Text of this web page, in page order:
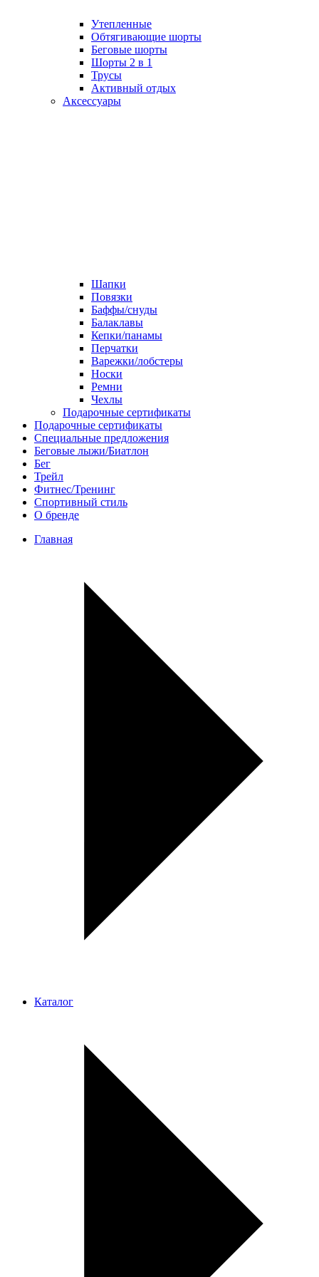
Утепленные
Обтягивающие шорты
Беговые шорты
Шорты 2 в 1
Трусы
Активный отдых
Аксессуары
Шапки
Повязки
Баффы/снуды
Балаклавы
Кепки/панамы
Перчатки
Варежки/лобстеры
Носки
Ремни
Чехлы
Подарочные сертификаты
Подарочные сертификаты
Специальные предложения
Беговые лыжи/Биатлон
Бег
Трейл
Фитнес/Тренинг
Спортивный стиль
О бренде
Главная
Каталог